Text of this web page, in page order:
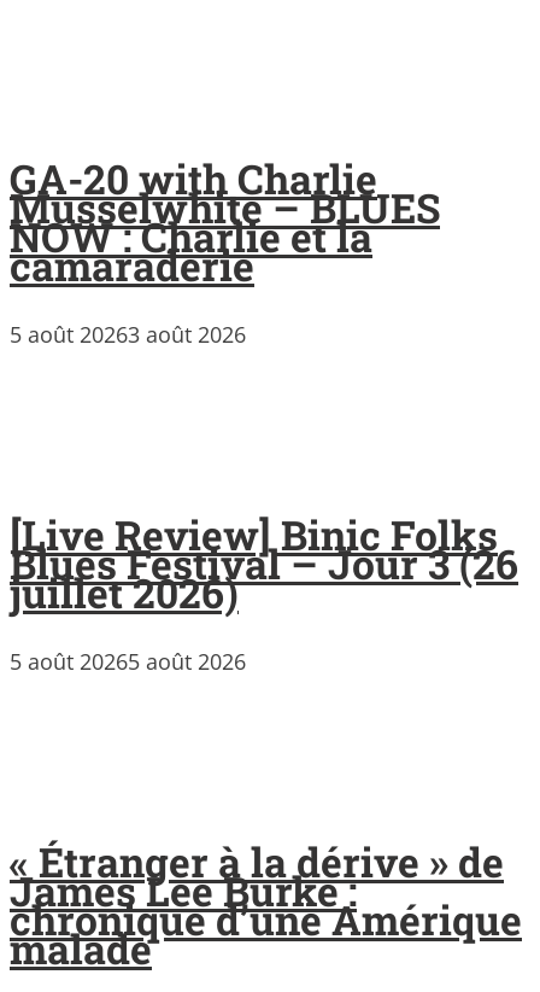
GA-20 with Charlie
Musselwhite – BLUES
NOW : Charlie et la
camaraderie
5 août 20263 août 2026
[Live Review] Binic Folks
Blues Festival – Jour 3 (26
juillet 2026)
5 août 20265 août 2026
« Étranger à la dérive » de
James Lee Burke :
chronique d’une Amérique
malade